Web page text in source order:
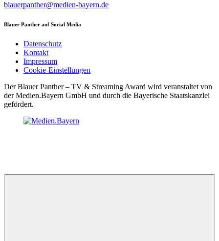
blauerpanther@medien-bayern.de
Blauer Panther auf Social Media
Datenschutz
Kontakt
Impressum
Cookie-Einstellungen
Der Blauer Panther – TV & Streaming Award wird veranstaltet von
der Medien.Bayern GmbH und durch die Bayerische Staatskanzlei
gefördert.